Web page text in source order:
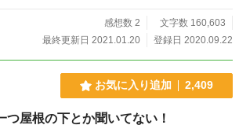
感想数 2
文字数 160,603
最終更新日 2021.01.20
登録日 2020.09.22
お気に入り追加 2,409
つ屋根の下とか聞いてない！